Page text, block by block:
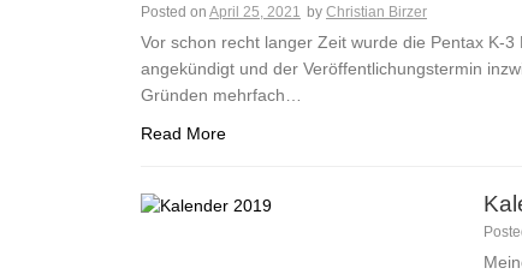
Posted on April 25, 2021 by Christian Birzer
Vor schon recht langer Zeit wurde die Pentax K-
angekündigt und der Veröffentlichungstermin
Gründen mehrfach…
Read More